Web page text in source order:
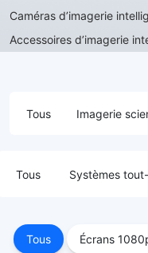
Caméras d’imagerie
Accessoires d’imagerie
Tous Imagerie
Tous Systèmes
Tous Écrans